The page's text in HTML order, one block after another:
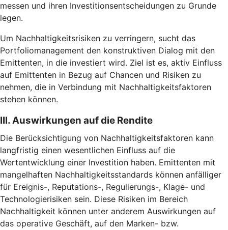
messen und ihren Investitionsentscheidungen zu Grunde
legen.
Um Nachhaltigkeitsrisiken zu verringern, sucht das
Portfoliomanagement den konstruktiven Dialog mit den
Emittenten, in die investiert wird. Ziel ist es, aktiv Einfluss
auf Emittenten in Bezug auf Chancen und Risiken zu
nehmen, die in Verbindung mit Nachhaltigkeitsfaktoren
stehen können.
III. Auswirkungen auf die Rendite
Die Berücksichtigung von Nachhaltigkeitsfaktoren kann
langfristig einen wesentlichen Einfluss auf die
Wertentwicklung einer Investition haben. Emittenten mit
mangelhaften Nachhaltigkeitsstandards können anfälliger
für Ereignis-, Reputations-, Regulierungs-, Klage- und
Technologierisiken sein. Diese Risiken im Bereich
Nachhaltigkeit können unter anderem Auswirkungen auf
das operative Geschäft, auf den Marken- bzw.